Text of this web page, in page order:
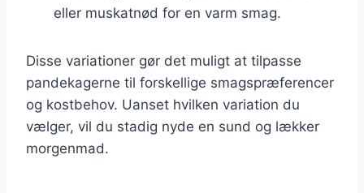
eller muskatnød for en varm smag.
Disse variationer gør det muligt at tilpasse
pandekagerne til forskellige smagspræferencer
og kostbehov. Uanset hvilken variation du
vælger, vil du stadig nyde en sund og lækker
morgenmad.